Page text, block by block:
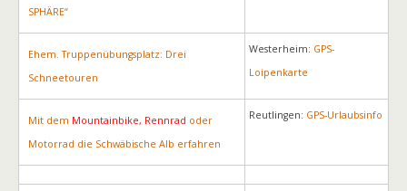
SPHÄRE“
Ehem. Truppenübungsplatz: Drei
Schneetouren
Westerheim: GPS-
Loipenkarte
Mit dem Mountainbike, Rennrad oder
Motorrad die Schwäbische Alb erfahren
Reutlingen: GPS-Urlaubsinfo